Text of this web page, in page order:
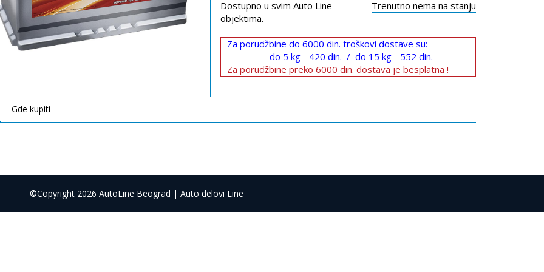
Dostupno u svim Auto Line
objektima.
Trenutno nema na stanju
Za porudžbine do 6000 din. troškovi dostave su:
do 5 kg - 420 din. / do 15 kg - 552 din.
Za porudžbine preko 6000 din. dostava je besplatna !
Gde kupiti
©Copyright 2026 AutoLine Beograd | Auto delovi Line